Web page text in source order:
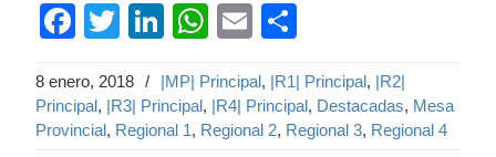
Facebook
TwitterLinkedIn
WhatsApp
Email
8 enero, 2018 / |MP| Principal, |R1| Principal, |R2|
Principal, |R3| Principal, |R4| Principal, Destacadas, Mesa
Provincial, Regional 1, Regional 2, Regional 3, Regional 4